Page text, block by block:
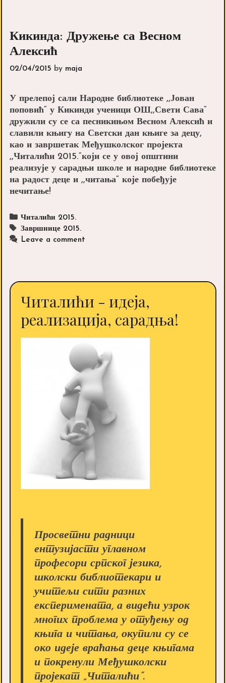
Кикинда: Дружење са Весном
Алексић
02/04/2015 by maja
У прелепој сали Народне библиотеке ,,Јован
поповић“ у Кикинди ученици ОШ,,Свети Сава“
дружили су се са песникињом Весном Алексић и
славили књигу на Светски дан књиге за децу,
као и завршетак Међушколског пројекта
,,Читалићи 2015.“који се у овој општини
реализује у сарадњи школе и народне библиотеке
на радост деце и ,,читања“ које побеђује
нечитање!
Categories
Читалићи 2015.
Tags
Завршнице 2015.
Leave a comment
Читалићи - идеја,
реализација, сарадња!
Просветни радници
ентузијасти углавном
професори српског језика,
школски библиотекари и
учитељи сити разних
експеримената, а видећи узрок
многих проблема у отуђењу од
књига и читања, окупили су се
око идеје враћања деце књигама
и покренули Међушколски
пројекат „Читалићи”.